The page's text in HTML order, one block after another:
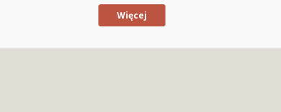
Więcej